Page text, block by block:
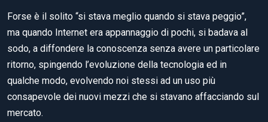
Forse è il solito “si stava meglio quando si stava peggio”,
ma quando Internet era appannaggio di pochi, si badava al
sodo, a diffondere la conoscenza senza avere un particolare
ritorno, spingendo l’evoluzione della tecnologia ed in
qualche modo, evolvendo noi stessi ad un uso più
consapevole dei nuovi mezzi che si stavano affacciando sul
mercato.